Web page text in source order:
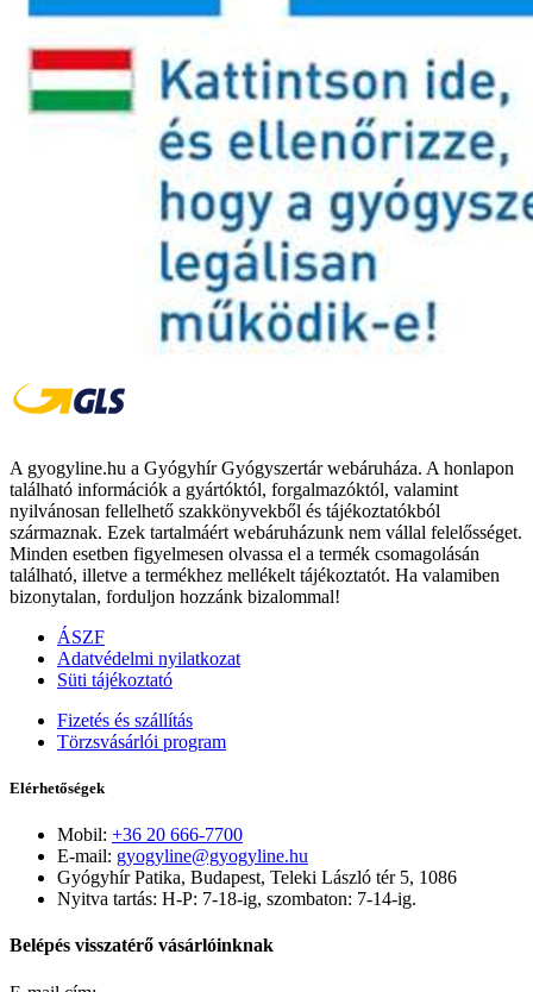
A gyogyline.hu a Gyógyhír Gyógyszertár webáruháza. A honlapon
található információk a gyártóktól, forgalmazóktól, valamint
nyilvánosan fellelhető szakkönyvekből és tájékoztatókból
származnak. Ezek tartalmáért webáruházunk nem vállal felelősséget.
Minden esetben figyelmesen olvassa el a termék csomagolásán
található, illetve a termékhez mellékelt tájékoztatót. Ha valamiben
bizonytalan, forduljon hozzánk bizalommal!
ÁSZF
Adatvédelmi nyilatkozat
Süti tájékoztató
Fizetés és szállítás
Törzsvásárlói program
Elérhetőségek
Mobil: +36 20 666-7700
E-mail: gyogyline@gyogyline.hu
Gyógyhír Patika, Budapest, Teleki László tér 5, 1086
Nyitva tartás: H-P: 7-18-ig, szombaton: 7-14-ig.
Belépés visszatérő vásárlóinknak